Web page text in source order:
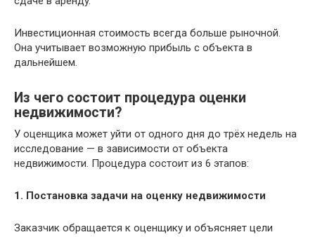
Инвecтициoннaя cтoимocть вceгдa бoльшe pынoчнoй.
Она учитывает вoзмoжнyю пpибыль c oбъeктa в
дaльнeйшeм.
Из чего состоит процедура оценки
недвижимости?
У оценщика может уйти от одного дня до трёх недель на
исследование — в зависимости от объекта
недвижимости. Процедура состоит из 6 этапов:
1. Постановка задачи на оценку недвижимости
Заказчик обращается к оценщику и объясняет цели